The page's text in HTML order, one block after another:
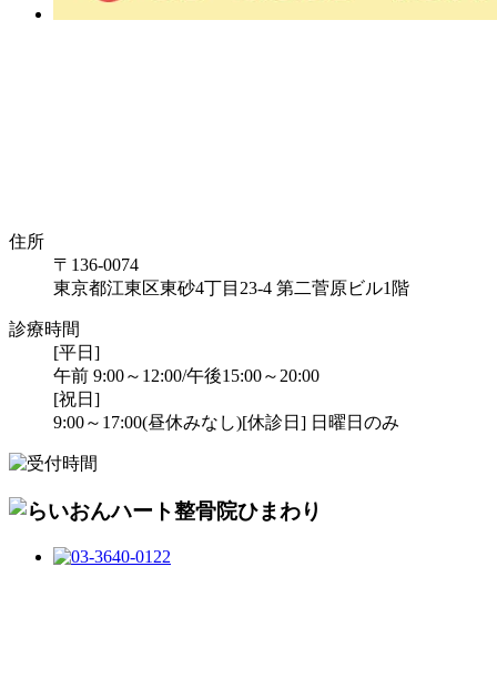
住所
〒136-0074
東京都江東区東砂4丁目23-4 第二菅原ビル1階
診療時間
[平日]
午前 9:00～12:00/午後15:00～20:00
[祝日]
9:00～17:00(昼休みなし)[休診日] 日曜日のみ